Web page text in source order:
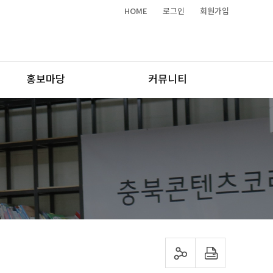
HOME 로그인 회원가입
홍보마당 커뮤니티
sns 공유하기 프린트하기